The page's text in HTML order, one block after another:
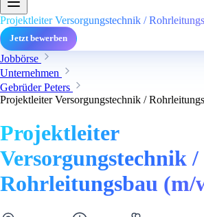
Projektleiter Versorgungstechnik /
Jetzt bewerben
Jobbörse
Unternehmen
Gebrüder Peters
Projektleiter Versorgungstechnik /
Projektleiter
Versorgungstechnik /
Rohrleitungsbau (m/